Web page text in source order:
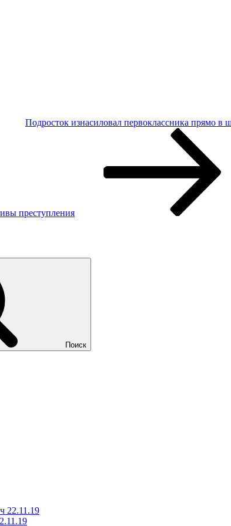
Подросток изнасиловал первоклассника прямо в
преступления
Поиск
22.11.19